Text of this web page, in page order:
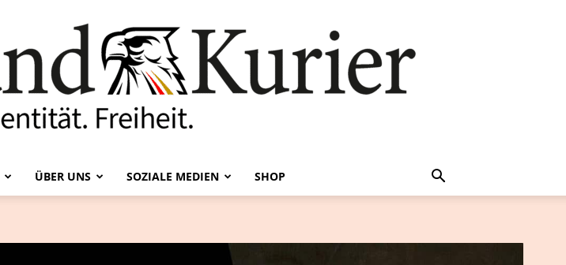
ÜBER UNS SOZIALE MEDIEN SHOP